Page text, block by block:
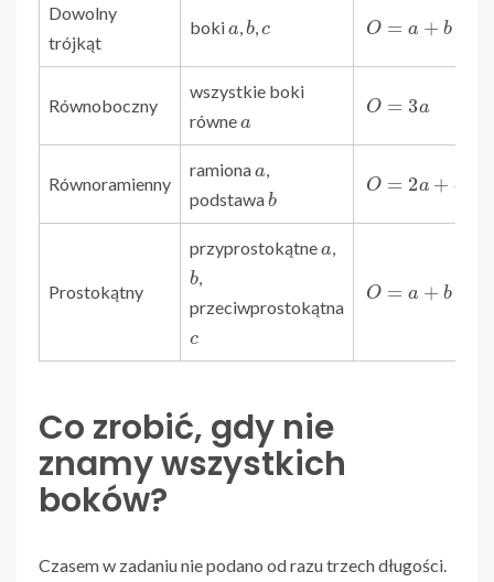
Dowolny
trójkąt
boki , b, O= c
Równoboczny
wszystkie boki
równe
O= a
Równoramienny
ramiona
,
podstawa b
O= a+
Prostokątny
przyprostokątne ,
b,
przeciwprostokątna
c
O= c
Co zrobić, gdy nie
znamy wszystkich
boków?
Czasem w zadaniu nie podano od razu trzech długości.